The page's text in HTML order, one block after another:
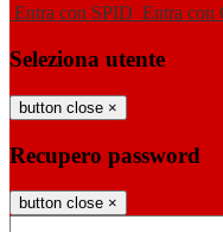
Entra con SPID Entra con
Seleziona utente
button close ×
Recupero password
button close ×